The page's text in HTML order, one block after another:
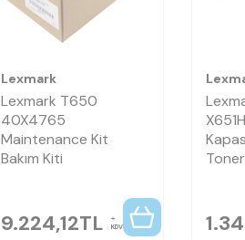
Lexmark
Lexmark T650
40X4765
Maintenance Kit
Bakım Kiti
9.224,12TL KDV
Toner